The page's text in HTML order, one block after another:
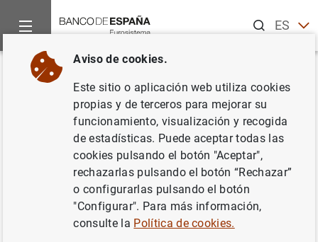
ESEN
Inicio Estadísticas
Volver
Actualización de los índices del
sector de la construcción
debido al cambio de base a
Capítulo 23. Contabilidad Nacional,
producción y demanda. Capítulo 25. Precios.
Aviso de cookies.
Este sitio o aplicación web utiliza cookies
propias y de terceros para mejorar su
funcionamiento, visualización y recogida
de estadísticas. Puede aceptar todas las
cookies pulsando el botón "Aceptar",
rechazarlas pulsando el botón “Rechazar”
o configurarlas pulsando el botón
"Configurar". Para más información,
consulte la Política de cookies.